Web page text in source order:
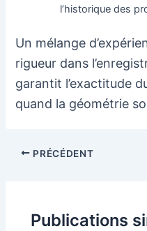
l’historique des
Un mélange
rigueur dans
garantit l’exactitude
quand la géométrie
NavigationPRÉCÉDENT
Publications